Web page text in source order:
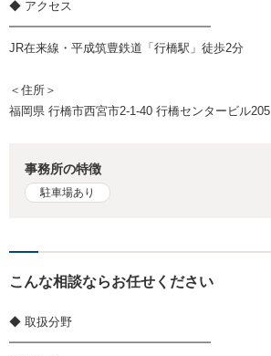
◆ アクセス
━━━━━━━━━━━━━━━━━
JR在来線・平成筑豊鉄道「行橋駅」徒歩2分
＜住所＞
福岡県 行橋市西宮市2-1-40 行橋センタービル205
事務所の特徴
駐車場あり
こんな相談ならお任せください
◆ 取扱分野
━━━━━━━━━━━━━━━━━